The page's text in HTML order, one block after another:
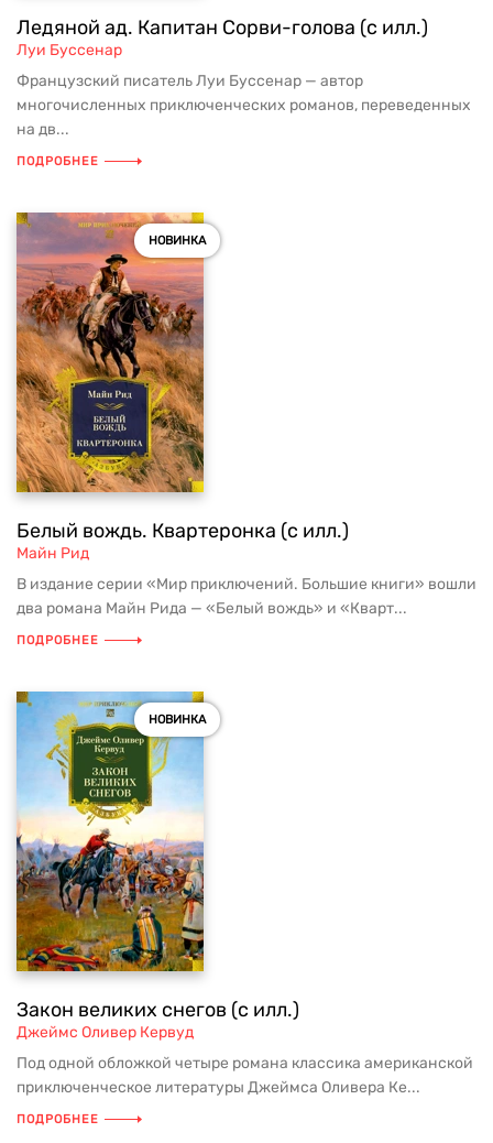
Ледяной ад. Капитан Сорви-голова (с илл.)
Луи Буссенар
Французский писатель Луи Буссенар — автор
многочисленных приключенческих романов, переведенных
на дв...
ПОДРОБНЕЕ
НОВИНКА
Белый вождь. Квартеронка (с илл.)
Майн Рид
В издание серии «Мир приключений. Большие книги» вошли
два романа Майн Рида — «Белый вождь» и «Кварт...
ПОДРОБНЕЕ
НОВИНКА
Закон великих снегов (с илл.)
Джеймс Оливер Кервуд
Под одной обложкой четыре романа классика американской
приключенческое литературы Джеймса Оливера Ке...
ПОДРОБНЕЕ